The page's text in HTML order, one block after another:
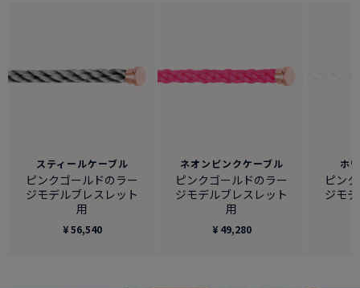
スティールケーブル
ピンクゴールドのラー
ジモデルブレスレット
用
¥ 56,540
ネオンピンクケーブル
ピンクゴールドのラー
ジモデルブレスレット
用
¥ 49,280
ホ
ピン
ジモ